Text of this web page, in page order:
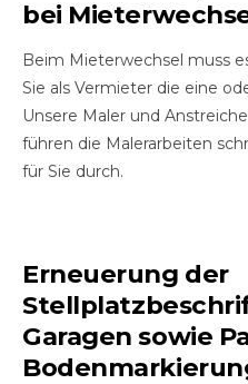
bei
Beim Mieterwechsel muss
Sie als Vermieter die eine
Unsere Maler und
führen die Malerarbeiten
für Sie durch.
Erneuerung der
Garagen sowie